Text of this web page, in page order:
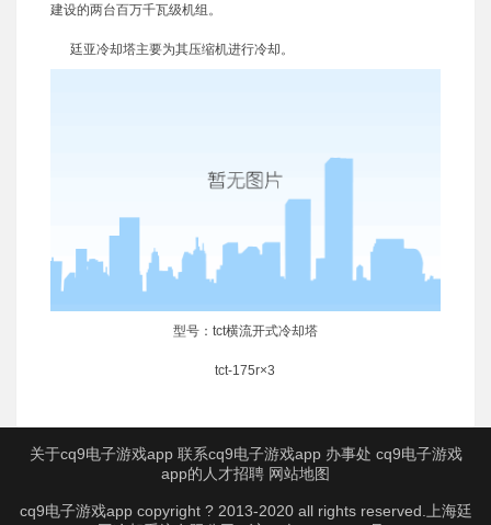
建设的两台百万千瓦级机组。
廷亚冷却塔主要为其压缩机进行冷却。
型号：tct横流开式冷却塔
tct-175r×3
关于cq9电子游戏app 联系cq9电子游戏app 办事处 cq9电子游戏
app的人才招聘 网站地图
cq9电子游戏app copyright ? 2013-2020 all rights reserved.上海廷